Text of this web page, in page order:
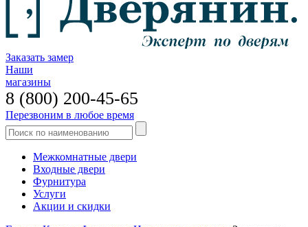
Заказать замер
Наши
магазины
8 (800) 200-45-65
Перезвоним в любое время
Межкомнатные двери
Входные двери
Фурнитура
Услуги
Акции и скидки